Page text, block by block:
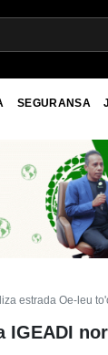
SEGURANSA
estrada Oe-leu
IGEADI